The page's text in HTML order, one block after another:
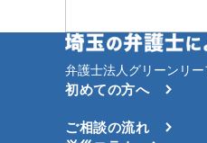
弁護士法人グリーンリ
初めての方へ
ご相談の流れ